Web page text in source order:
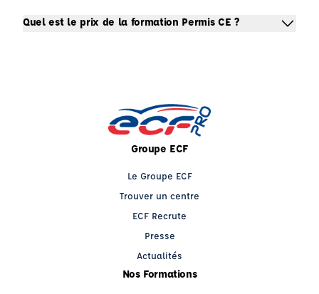
Quel est le prix de la formation Permis CE ?
Groupe ECF
Le Groupe ECF
Trouver un centre
ECF Recrute
Presse
Actualités
Nos Formations